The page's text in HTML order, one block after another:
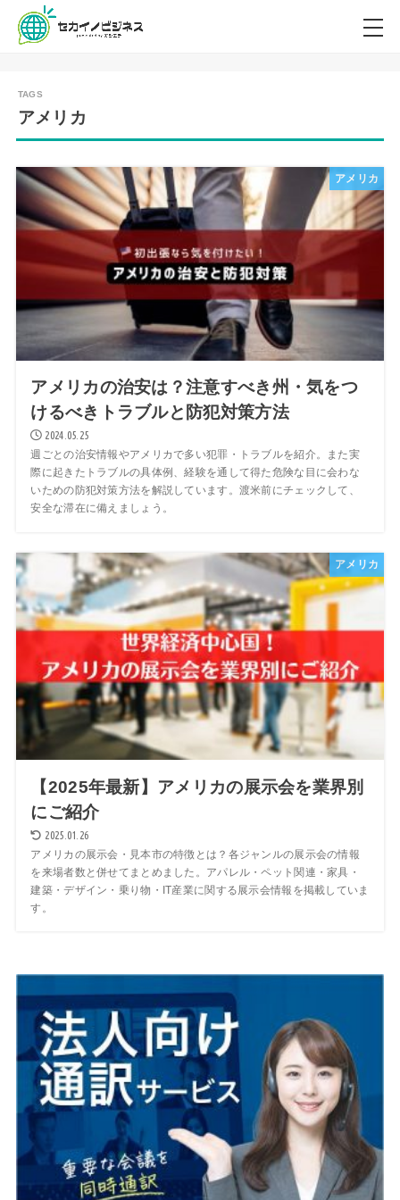
アメリカ
アメリカ
アメリカの治安は？注意すべき州・気をつ
けるべきトラブルと防犯対策方法
2024.05.25
週ごとの治安情報やアメリカで多い犯罪・トラブルを紹介。また実
際に起きたトラブルの具体例、経験を通して得た危険な目に会わな
いための防犯対策方法を解説しています。渡米前にチェックして、
安全な滞在に備えましょう。
アメリカ
【2025年最新】アメリカの展示会を業界別
にご紹介
2025.01.26
アメリカの展示会・見本市の特徴とは？各ジャンルの展示会の情報
を来場者数と併せてまとめました。アパレル・ペット関連・家具・
建築・デザイン・乗り物・IT産業に関する展示会情報を掲載していま
す。